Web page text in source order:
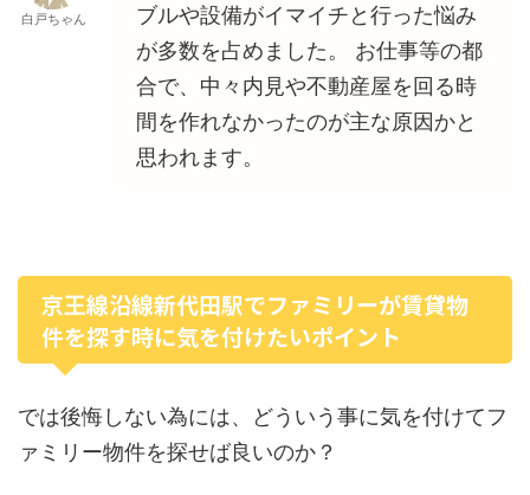
白戸ちゃん
ブルや設備がイマイチと行った悩み
が多数を占めました。 お仕事等の都
合で、中々内見や不動産屋を回る時
間を作れなかったのが主な原因かと
思われます。
京王線沿線新代田駅でファミリーが賃貸物
件を探す時に気を付けたいポイント
では後悔しない為には、どういう事に気を付けてフ
ァミリー物件を探せば良いのか？